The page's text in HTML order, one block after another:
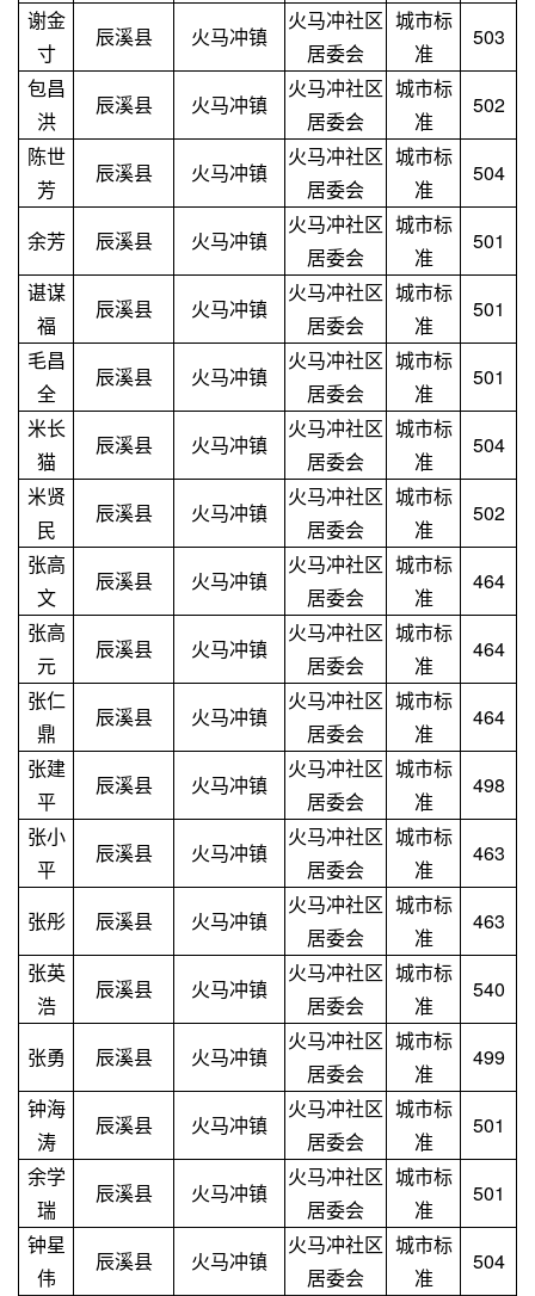
谢金
寸
辰溪县 火马冲镇
火马冲社区
居委会
城市标
准
503
包昌
洪
辰溪县 火马冲镇
火马冲社区
居委会
城市标
准
502
陈世
芳
辰溪县 火马冲镇
火马冲社区
居委会
城市标
准
504
余芳 辰溪县 火马冲镇
火马冲社区
居委会
城市标
准
501
谌谋
福
辰溪县 火马冲镇
火马冲社区
居委会
城市标
准
501
毛昌
全
辰溪县 火马冲镇
火马冲社区
居委会
城市标
准
501
米长
猫
辰溪县 火马冲镇
火马冲社区
居委会
城市标
准
504
米贤
民
辰溪县 火马冲镇
火马冲社区
居委会
城市标
准
502
张高
文
辰溪县 火马冲镇
火马冲社区
居委会
城市标
准
464
张高
元
辰溪县 火马冲镇
火马冲社区
居委会
城市标
准
464
张仁
鼎
辰溪县 火马冲镇
火马冲社区
居委会
城市标
准
464
张建
平
辰溪县 火马冲镇
火马冲社区
居委会
城市标
准
498
张小
平
辰溪县 火马冲镇
火马冲社区
居委会
城市标
准
463
张彤 辰溪县 火马冲镇
火马冲社区
居委会
城市标
准
463
张英
浩
辰溪县 火马冲镇
火马冲社区
居委会
城市标
准
540
张勇 辰溪县 火马冲镇
火马冲社区
居委会
城市标
准
499
钟海
涛
辰溪县 火马冲镇
火马冲社区
居委会
城市标
准
501
余学
瑞
辰溪县 火马冲镇
火马冲社区
居委会
城市标
准
501
钟星
伟
辰溪县 火马冲镇
火马冲社区
居委会
城市标
准
504